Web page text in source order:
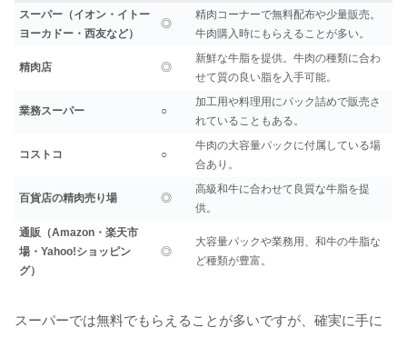
スーパー（イオン・イトー
ヨーカドー・西友など）
◎
精肉コーナーで無料配布や少量販売。
牛肉購入時にもらえることが多い。
精肉店 ◎
新鮮な牛脂を提供。牛肉の種類に合わ
せて質の良い脂を入手可能。
業務スーパー ○
加工用や料理用にパック詰めで販売さ
れていることもある。
コストコ ○
牛肉の大容量パックに付属している場
合あり。
百貨店の精肉売り場 ◎
高級和牛に合わせて良質な牛脂を提
供。
通販（Amazon・楽天市
場・Yahoo!ショッピン
グ）
◎
大容量パックや業務用、和牛の牛脂な
ど種類が豊富。
スーパーでは無料でもらえることが多いですが、確実に手に